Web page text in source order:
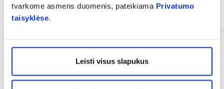
tvarkome asmens duomenis, pateikiama Privatumo
taisyklėse.
Leisti visus slapukus
Į krepšelį Į krepšelį